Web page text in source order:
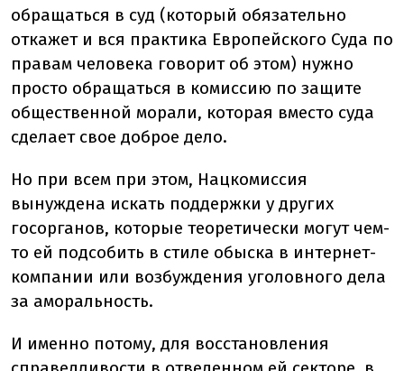
обращаться в суд (который обязательно
откажет и вся практика Европейского Суда по
правам человека говорит об этом) нужно
просто обращаться в комиссию по защите
общественной морали, которая вместо суда
сделает свое доброе дело.
Но при всем при этом, Нацкомиссия
вынуждена искать поддержки у других
госорганов, которые теоретически могут чем-
то ей подсобить в стиле обыска в интернет-
компании или возбуждения уголовного дела
за аморальность.
И именно потому, для восстановления